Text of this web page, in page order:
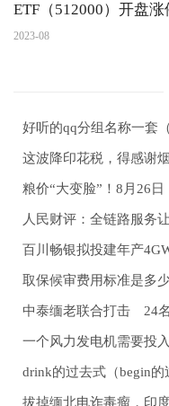
ETF（512000）开盘
16亿元巨量！
2023-08
好听的qq分组名称一套
人民财评：全链路服务
取保候审费用标准是多
中泰缅老联合打击 24
drink的过去式（begin的